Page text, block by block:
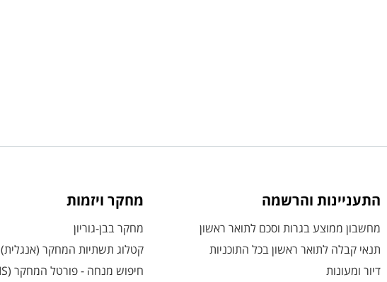
התעניינות והרשמה
מחשבון ממוצע בגרות וסכם לתואר ראשון
תנאי קבלה לתואר ראשון בכל התוכניות
דיור ומעונות
מחקר ויזמות
מחקר בבן-גוריון
קטלוג תשתיות המחקר (אנגלית)
חיפוש מנחה - פורטל המחקר (CRIS)